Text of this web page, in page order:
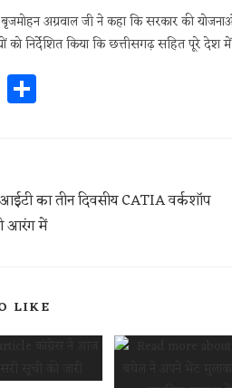
अग्रवाल जी ने कहा कि सरकार की
को निर्देशित किया कि छत्तीसगढ़ सहित पूरे
R
e
t
का तीन दिवसीय CATIA वर्कशॉप
आरंग में
LIKE